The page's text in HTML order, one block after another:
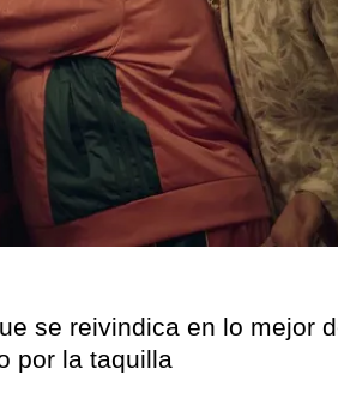
se reivindica en lo mejor
por la taquilla